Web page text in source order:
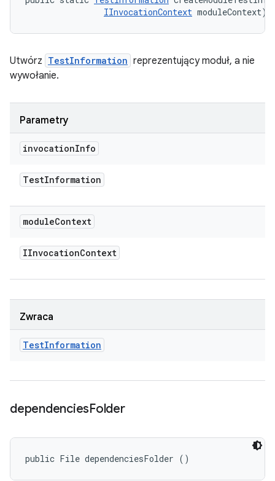
IInvocationContext moduleContext)
Utwórz TestInformation reprezentujący moduł, a nie
wywołanie.
Parametry
invocationInfo
TestInformation
moduleContext
IInvocationContext
Zwraca
TestInformation
dependenciesFolder
public File dependenciesFolder ()